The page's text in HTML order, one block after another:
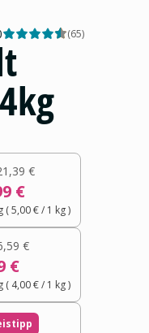
(65)
€
€
(5,00 €/ 1 kg)
€
€
( 4,00 €/ 1 kg)